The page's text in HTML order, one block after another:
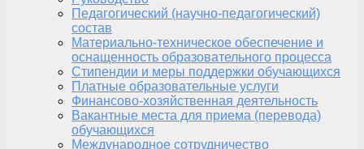
Педагогический (научно-педагогический)
состав
Материально-техническое обеспечение и
оснащенность образовательного процесса
Стипендии и меры поддержки обучающихся
Платные образовательные услуги
Финансово-хозяйственная деятельность
Вакантные места для приема (перевода)
обучающихся
Международное сотрудничество